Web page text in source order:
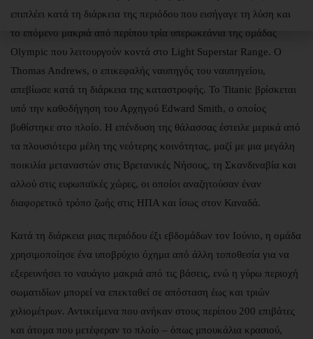
επιπλέει κατά τη διάρκεια της περιόδου που εισήγαγε τη λύση και
το επόμενο μακριά από περίπου τρία υπερωκεάνια της ομάδας
Olympic που λειτουργούν κοντά στο Light Superstar Range. Ο
Thomas Andrews, ο επικεφαλής ναυπηγός του ναυπηγείου,
απεβίωσε κατά τη διάρκεια της καταστροφής. Το Titanic βρίσκεται
υπό την καθοδήγηση του Αρχηγού Edward Smith, ο οποίος
βυθίστηκε στο πλοίο. Η επένδυση της θάλασσας έστειλε μερικά από
τα πλουσιότερα μέλη της νεότερης κοινότητας, μαζί με μια μεγάλη
ποικιλία μεταναστών στις Βρετανικές Νήσους, τη Σκανδιναβία και
αλλού στις ευρωπαϊκές χώρες, οι οποίοι αναζητούσαν έναν
διαφορετικό τρόπο ζωής στις ΗΠΑ και ίσως στον Καναδά.
Κατά τη διάρκεια μιας περιόδου έξι εβδομάδων τον Ιούνιο, η ομάδα
χρησιμοποίησε ένα υποβρύχιο όχημα από άλλη τοποθεσία για να
εξερευνήσει το ναυάγιο μακριά από τις βάσεις, ενώ η γύρω περιοχή
σωματιδίων μπορεί να επεκταθεί σε απόσταση έως και τριών
χιλιομέτρων. Αντικείμενα που ανήκαν στους περίπου 200 επιβάτες
και άτομα που μετέφεραν το πλοίο – όπως μπουκάλια κρασιού,